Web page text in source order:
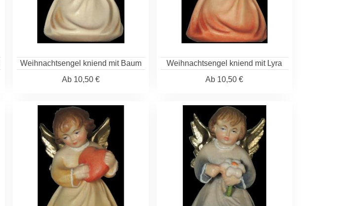
Weihnachtsengel kniend mit Baum
Ab10,50 €
Weihnachtsengel kniend mit Lyra
Ab 10,50 €